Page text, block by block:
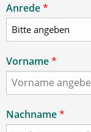
Anrede*
Vorname*
Nachname*